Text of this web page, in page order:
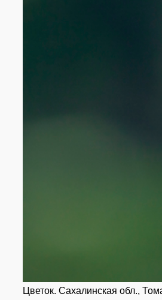
Цветок. Сахалинская обл.,